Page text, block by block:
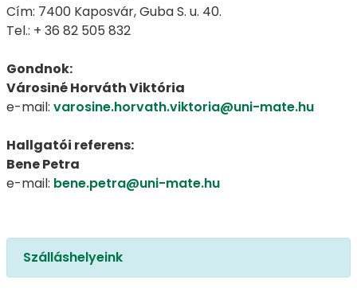
Cím: 7400 Kaposvár, Guba S. u. 40.
Tel.: + 36 82 505 832
Gondnok:
Városiné Horváth Viktória
e-mail: varosine.horvath.viktoria@uni-mate.hu
Hallgatói referens:
Bene Petra
e-mail: bene.petra@uni-mate.hu
Szálláshelyeink